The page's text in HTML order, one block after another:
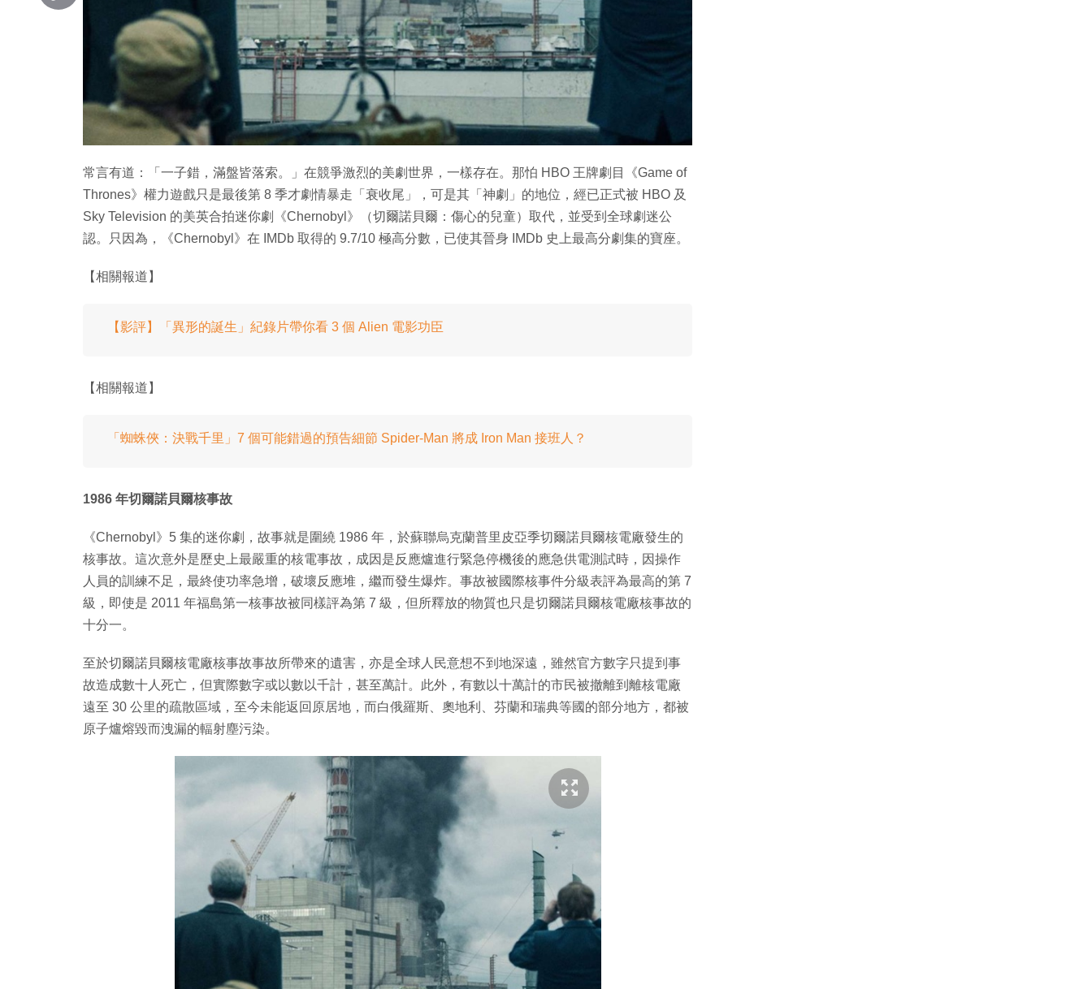
常言有道：「一子錯，滿盤皆落索。」在競爭激烈的美劇世界，一樣存在。那怕 HBO 王牌劇目《Game of
Thrones》權力遊戲只是最後第 8 季才劇情暴走「衰收尾」，可是其「神劇」的地位，經已正式被 HBO 及
Sky Television 的美英合拍迷你劇《Chernobyl》（切爾諾貝爾：傷心的兒童）取代，並受到全球劇迷公
認。只因為，《Chernobyl》在 IMDb 取得的 9.7/10 極高分數，已使其晉身 IMDb 史上最高分劇集的寶座。
【相關報道】
【影評】「異形的誕生」紀錄片帶你看 3 個 Alien 電影功臣
【相關報道】
「蜘蛛俠：決戰千里」7 個可能錯過的預告細節 Spider-Man 將成 Iron Man 接班人？
1986 年切爾諾貝爾核事故
《Chernobyl》5 集的迷你劇，故事就是圍繞 1986 年，於蘇聯烏克蘭普里皮亞季切爾諾貝爾核電廠發生的
核事故。這次意外是歷史上最嚴重的核電事故，成因是反應爐進行緊急停機後的應急供電測試時，因操作
人員的訓練不足，最終使功率急增，破壞反應堆，繼而發生爆炸。事故被國際核事件分級表評為最高的第 7
級，即使是 2011 年福島第一核事故被同樣評為第 7 級，但所釋放的物質也只是切爾諾貝爾核電廠核事故的
十分一。
至於切爾諾貝爾核電廠核事故事故所帶來的遺害，亦是全球人民意想不到地深遠，雖然官方數字只提到事
故造成數十人死亡，但實際數字或以數以千計，甚至萬計。此外，有數以十萬計的市民被撤離到離核電廠
遠至 30 公里的疏散區域，至今未能返回原居地，而白俄羅斯、奧地利、芬蘭和瑞典等國的部分地方，都被
原子爐熔毀而洩漏的輻射塵污染。